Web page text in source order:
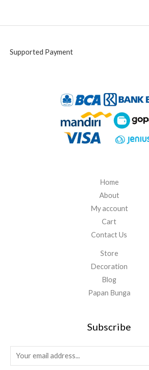
Supported Payment
Home
About
My account
Cart
Contact Us
Store
Decoration
Blog
Papan Bunga
Subscribe
m